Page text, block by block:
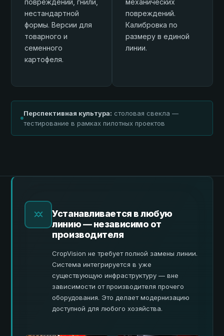
повреждений, гнили,
нестандартной
формы. Версии для
товарного и
семенного
картофеля.
механических
повреждений.
Калибровка по
размеру в единой
линии.
Перспективная культура: столовая свекла —
тестирование в рамках пилотных проектов
Устанавливается в любую
линию — независимо от
производителя
CropVision не требует полной замены линии.
Система интегрируется в уже
существующую инфраструктуру — вне
зависимости от производителя прочего
оборудования. Это делает модернизацию
доступной для любого хозяйства.